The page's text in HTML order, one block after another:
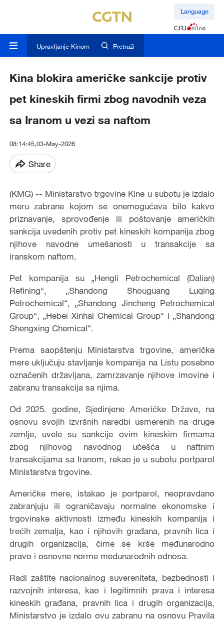
Language
Upravljanje Kinom Pretraži
Kina blokira američke sankcije protiv
pet kineskih firmi zbog navodnih veza
sa Iranom u vezi sa naftom
08:14:45,03-May-2026
Share
(KMG) -- Ministarstvo trgovine Kine u subotu je izdalo
meru zabrane kojom se onemogućava bilo kakvo
priznavanje, sprovođenje ili poštovanje američkih
sankcija uvedenih protiv pet kineskih kompanija zbog
njihove navodne umešanosti u transakcije sa
iranskom naftom.
Pet kompanija su „Hengli Petrochemical (Dalian)
Refining“, „Shandong Shouguang Luqing
Petrochemical“, „Shandong Jincheng Petrochemical
Group“, „Hebei Xinhai Chemical Group“ i „Shandong
Shengxing Chemical“.
Prema saopštenju Ministarstva trgovine, američke
mere uključuju stavljanje kompanija na Listu posebno
označenih državljana, zamrzavanje njihove imovine i
zabranu transakcija sa njima.
Od 2025. godine, Sjedinjene Američke Države, na
osnovu svojih izvršnih naredbi usmerenih na druge
zemlje, uvele su sankcije ovim kineskim firmama
zbog njihovog navodnog učešća u naftnim
transakcijama sa Iranom, rekao je u subotu portparol
Ministarstva trgovine.
Američke mere, istakao je portparol, neopravdano
zabranjuju ili ograničavaju normalne ekonomske i
trgovinske aktivnosti između kineskih kompanija i
trećih zemalja, kao i njihovih građana, pravnih lica i
drugih organizacija, čime se krše međunarodno
pravo i osnovne norme međunarodnih odnosa.
Radi zaštite nacionalnog suvereniteta, bezbednosti i
razvojnih interesa, kao i legitimnih prava i interesa
kineskih građana, pravnih lica i drugih organizacija,
Ministarstvo je izdalo ovu zabranu na osnovu Pravila